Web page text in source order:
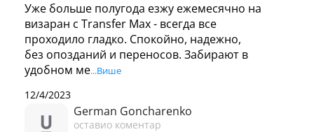
Уже больше полугода езжу ежемесячно на
визаран с Transfer Max - всегда все
проходило гладко. Спокойно, надежно,
без опозданий и переносов. Забирают в
удобном ме...Више
12/4/2023
German Goncharenko
оставио коментар